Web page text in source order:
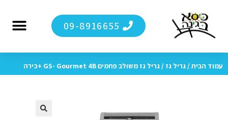
09-8916655
עמוד הבית/גריל גז / גריל גז משולב פחמים GS- Gourmet 4B +כירה